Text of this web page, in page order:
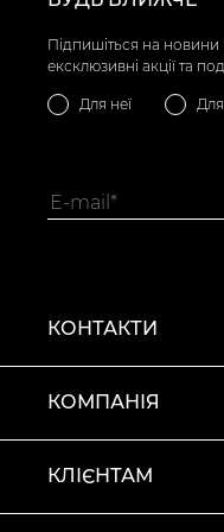
Підпишіться на
ексклюзивні акції та
Для неї
КОНТАКТИ
КОМПАНІЯ
КЛІЄНТАМ